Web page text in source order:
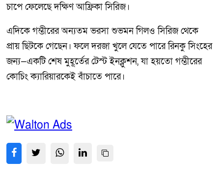
চাপে ফেলেছে দক্ষিণ আফ্রিকা সিরিজ।
এদিকে গম্ভীরের অন্যতম ভরসা শুভমন গিলও সিরিজ থেকে
প্রায় ছিটকে গেছেন। ফলে দরজা খুলে যেতে পারে রিনকু সিংহের
জন্য—একটি শেষ মুহূর্তের টেস্ট ইনক্লুশন, যা হয়তো গম্ভীরের
কোচিং ক্যারিয়ারকেই বাঁচাতে পারে।